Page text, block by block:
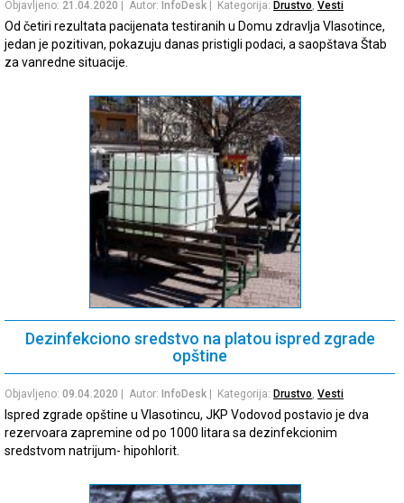
Objavljeno: 21.04.2020 | Autor: InfoDesk | Kategorija: Drustvo, Vesti
Od četiri rezultata pacijenata testiranih u Domu zdravlja Vlasotince,
jedan je pozitivan, pokazuju danas pristigli podaci, a saopštava Štab
za vanredne situacije.
Dezinfekciono sredstvo na platou ispred zgrade
opštine
Objavljeno: 09.04.2020 | Autor: InfoDesk | Kategorija: Drustvo, Vesti
Ispred zgrade opštine u Vlasotincu, JKP Vodovod postavio je dva
rezervoara zapremine od po 1000 litara sa dezinfekcionim
sredstvom natrijum- hipohlorit.